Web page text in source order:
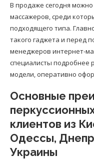
В продаже сегодня
массажеров, среди
подходящего типа.
такого гаджета и перед
менеджеров интернет-
специалисты подробнее
модели, оперативно
Основные
клиентов из
Одессы,
Украины